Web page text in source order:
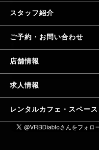
スタッフ紹介
ご予約・お問い合わせ
店舗情報
求人情報
レンタルカフェ・スペース